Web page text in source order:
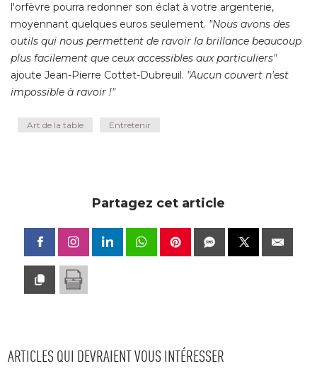
l'orfèvre pourra redonner son éclat à votre argenterie,
moyennant quelques euros seulement. "Nous avons des
outils qui nous permettent de ravoir la brillance beaucoup
plus facilement que ceux accessibles aux particuliers"
ajoute Jean-Pierre Cottet-Dubreuil. "Aucun couvert n'est
impossible à ravoir !"
Art de la table Entretenir
Partagez cet article
ARTICLES QUI DEVRAIENT VOUS INTÉRESSER